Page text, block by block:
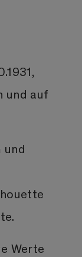
und auf
Werte